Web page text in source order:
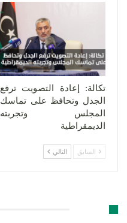
تكالة: إعادة التصويت ترفع
الجدل وتحافظ على تماسك
المجلس وتجربته
الديمقراطية
السابق التالي